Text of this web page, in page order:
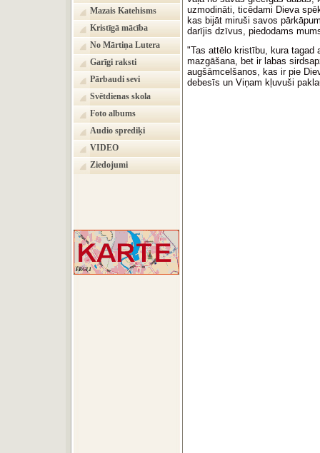
Mazais Katehisms
Kristīgā mācība
No Mārtiņa Lutera
Garīgi raksti
Pārbaudi sevi
Svētdienas skola
Foto albums
Audio sprediķi
VIDEO
Ziedojumi
uzmodināti, ticēdami Dieva
kas bijāt miruši savos
darījis dzīvus, piedodams
"‍Tas attēlo kristību, kura tagad
mazgāšana, bet ir labas
augšāmcelšanos, kas ir pie
debesīs un Viņam kļuvuši